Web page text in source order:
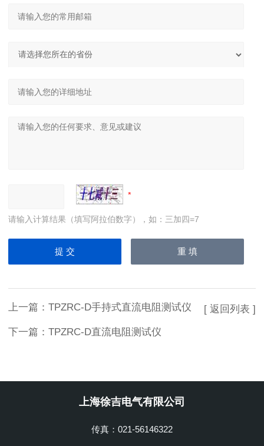
请输入计算结果（填写阿拉伯数字），如：三加四=7
上一篇： TPZRC-D手持式直流电阻测试仪
下一篇： TPZRC-D直流电阻测试仪
[ 返回列表 ]
上海徐吉电气有限公司
传真：021-56146322